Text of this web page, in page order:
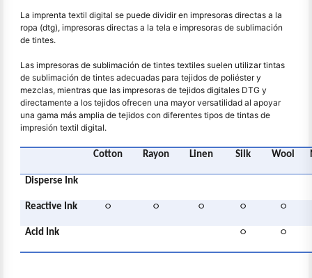
La imprenta textil digital se puede dividir en impresoras directas a la
ropa (dtg), impresoras directas a la tela e impresoras de sublimación
de tintes.
Las impresoras de sublimación de tintes textiles suelen utilizar tintas
de sublimación de tintes adecuadas para tejidos de poliéster y
mezclas, mientras que las impresoras de tejidos digitales DTG y
directamente a los tejidos ofrecen una mayor versatilidad al apoyar
una gama más amplia de tejidos con diferentes tipos de tintas de
impresión textil digital.
Cotton Rayon Linen Silk Wool
Disperse Ink
Reactive Ink ○ ○ ○ ○ ○
Acid Ink ○ ○